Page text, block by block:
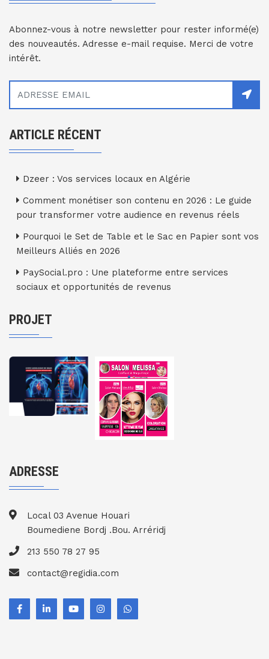
Abonnez-vous à notre newsletter pour rester informé(e)
des nouveautés. Adresse e-mail requise. Merci de votre
intérêt.
ARTICLE RÉCENT
Dzeer : Vos services locaux en Algérie
Comment monétiser son contenu en 2026 : Le guide
pour transformer votre audience en revenus réels
Pourquoi le Set de Table et le Sac en Papier sont vos
Meilleurs Alliés en 2026
PaySocial.pro : Une plateforme entre services
sociaux et opportunités de revenus
PROJET
ADRESSE
Local 03 Avenue Houari
Boumediene Bordj .Bou. Arréridj
213 550 78 27 95
contact@regidia.com